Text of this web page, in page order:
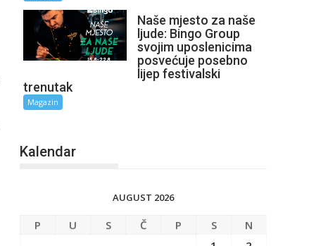
Naše mjesto za naše
ljude: Bingo Group
svojim uposlenicima
posvećuje posebno
lijep festivalski
trenutak
Magazin
Kalendar
AUGUST 2026
P U S Č P S
N